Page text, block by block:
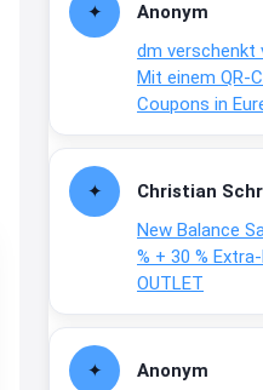
Anonym
dm verschenkt
Mit einem QR-
Coupons in
Christian
New Balance
% + 30 %
OUTLET
Anonym
2:21
↩
Gratis
verfärbt
Text weiter
achtun...
↩